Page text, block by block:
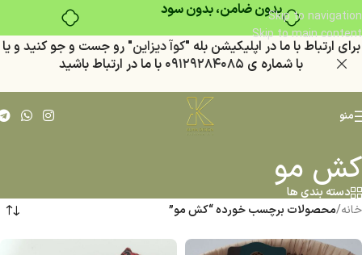
بدون ضامن، بدون سودSkip to navigation
Skip to main content
براي ارتباط با ما در اپليكيشن بله "كوآ ديزاين" رو جست و جو كنيد و يا
با شماره ي ٠٩١٢٩٢٨٤٠٨٥ با ما در ارتباط باشيد
منو
کش مو
دسته بندی ها
خانه/محصولات برچسب خورده “کش مو”